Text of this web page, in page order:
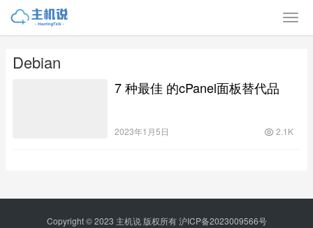
Debian
7 种最佳 的cPanel面板替代品
2023年1月5日 2.1K
Copyright © 2023 主机说版权所有沪ICP备2023009566号